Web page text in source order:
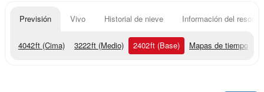
Previsión Vivo Historial de nieve Información del resort
4042ft (Cima) 3222ft (Medio) 2402ft (Base) Mapas de tiempo